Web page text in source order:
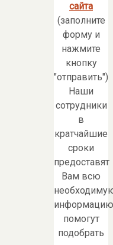
сайта
(заполните
форму и
нажмите
кнопку
"отправить")
Наши
сотрудники
в
кратчайшие
сроки
предоставят
Вам всю
помогут
подобрать